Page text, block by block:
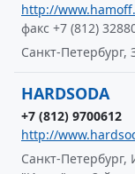
http://
факс +7 (812)
Санкт-
HARDSODA
+7 (812) 9700612
http://
Санкт-